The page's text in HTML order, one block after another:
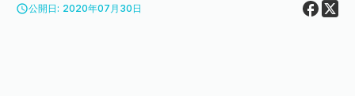
access_time公開日: 2020年07月30日